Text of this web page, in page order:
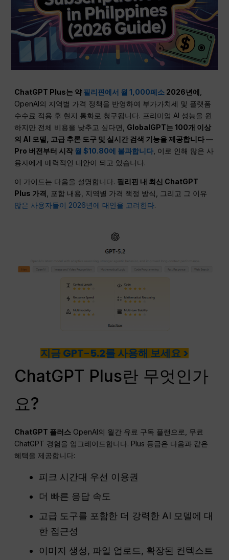
ChatGPT Plus는 약 필리핀에서 월 1,000페소 2026년에
OpenAI의 지역별 가격 정책을 반영하여 부가가치세 및 플랫폼
수수료 적용 후 현지 통화로 청구됩니다. 프리미엄 AI 성능을 원
하지만 전체 비용을 낮추고 싶다면, GlobalGPT는 100개 이상
의 AI 모델, 고급 추론 도구 및 실시간 검색 기능을 제공합니다 —
Pro 버전부터 시작 월 $10.80에 불과합니다 , 이로 인해 많은 사
용자에게 매력적인 대안이 되고 있습니다.
이 가이드는 다음을 설명합니다. 필리핀 내 최신 ChatGPT
Plus 가격 , 포함 내용, 지역별 가격 책정 방식, 그리고 그 이유
많은 사용자들이 2026년에 대안을 고려한다.
지금 GPT-5.2를 사용해 보세요 >
ChatGPT Plus란 무엇인가
요?
ChatGPT 플러스 OpenAI의 월간 유료 구독 플랜으로, 무료
ChatGPT 경험을 업그레이드합니다. Plus 등급은 다음과 같은
혜택을 제공합니다:
피크 시간대 우선 이용권
더 빠른 응답 속도
고급 도구를 포함한 더 강력한 AI 모델에 대
한 접근성
이미지 생성, 파일 업로드, 확장된 컨텍스트